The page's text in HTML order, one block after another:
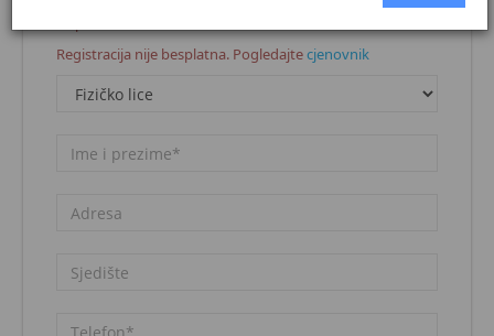
Registracija nije besplatna. Pogledajtecjenovnik